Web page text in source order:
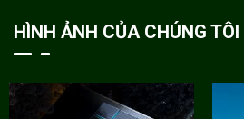
HÌNH ẢNH CỦA CHÚNG TÔI